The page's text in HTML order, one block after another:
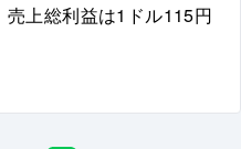
上総利益は1ドル115円